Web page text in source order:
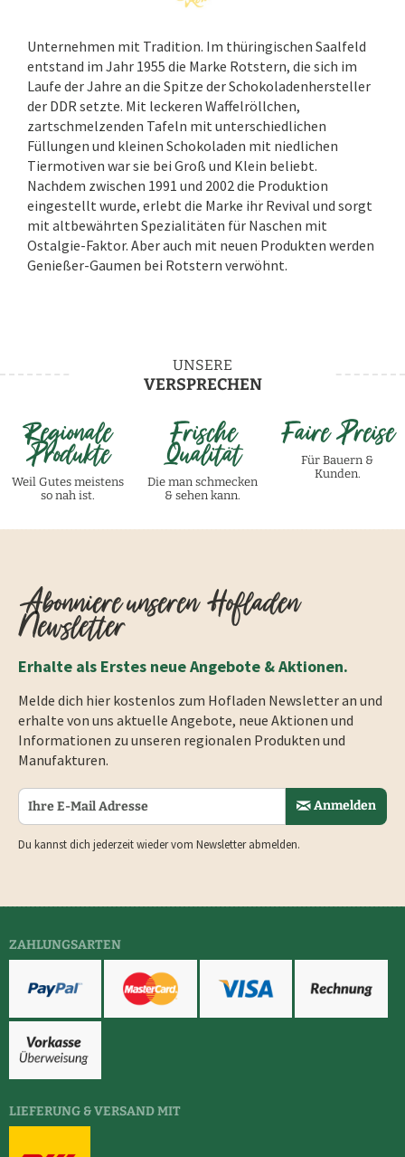
Unternehmen mit Tradition. Im thüringischen Saalfeld
entstand im Jahr 1955 die Marke Rotstern, die sich im
Laufe der Jahre an die Spitze der Schokoladenhersteller
der DDR setzte. Mit leckeren Waffelröllchen,
zartschmelzenden Tafeln mit unterschiedlichen
Füllungen und kleinen Schokoladen mit niedlichen
Tiermotiven war sie bei Groß und Klein beliebt.
Nachdem zwischen 1991 und 2002 die Produktion
eingestellt wurde, erlebt die Marke ihr Revival und sorgt
mit altbewährten Spezialitäten für Naschen mit
Ostalgie-Faktor. Aber auch mit neuen Produkten werden
Genießer-Gaumen bei Rotstern verwöhnt.
UNSERE
VERSPRECHEN
Regionale
Produkte
Weil Gutes meistens
so nah ist.
Frische
Qualität
Die man schmecken
& sehen kann.
Faire Preise
Für Bauern &
Kunden.
Abonniere unseren Hofladen
Newsletter
Erhalte als Erstes neue Angebote & Aktionen.
Melde dich hier kostenlos zum Hofladen Newsletter an und
erhalte von uns aktuelle Angebote, neue Aktionen und
Informationen zu unseren regionalen Produkten und
Manufakturen.
Anmelden
Du kannst dich jederzeit wieder vom Newsletter abmelden.
ZAHLUNGSARTEN
LIEFERUNG & VERSAND MIT